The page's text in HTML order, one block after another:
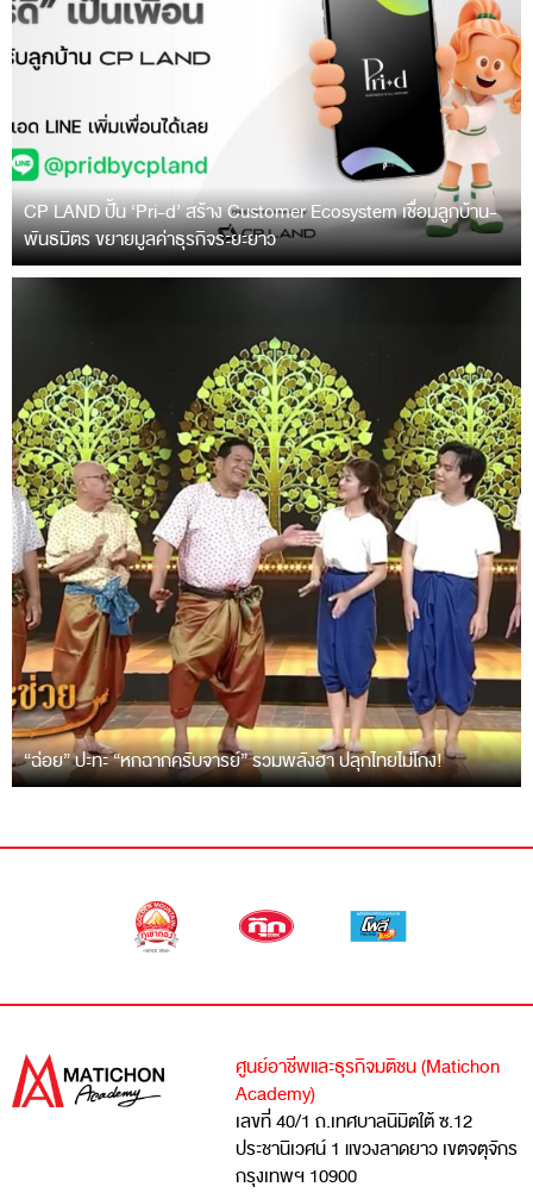
CP LAND ปั้น ‘Pri-d’ สร้าง Customer Ecosystem เชื่อมลูกบ้าน-
พันธมิตร ขยายมูลค่าธุรกิจระยะยาว
“ฉ่อย” ปะทะ “หกฉากครับจารย์” รวมพลังฮา ปลุกไทยไม่โกง!
ศูนย์อาชีพและธุรกิจมติชน (Matichon
Academy)
เลขที่ 40/1 ถ.เทศบาลนิมิตใต้ ซ.12
ประชานิเวศน์ 1 แขวงลาดยาว เขตจตุจักร
กรุงเทพฯ 10900